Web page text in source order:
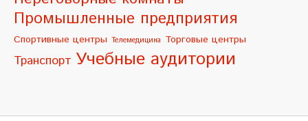
Промышленные предприятия
Спортивные центры Телемедицина Торговые центры
Транспорт Учебные аудитории